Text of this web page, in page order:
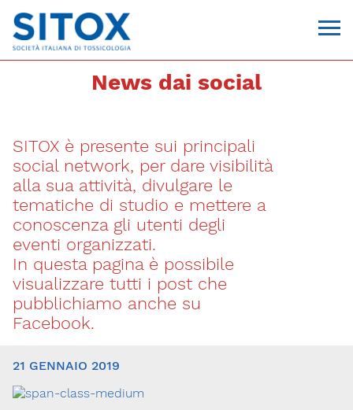
Via Giovanni Pascoli, 3
20129, Milano
C.F. 96330980580
P.I. 06792491000
T. 02-29520311
segreteria@sitox.org
News dai social
SITOX è presente sui principali
social network, per dare visibilità
alla sua attività, divulgare le
tematiche di studio e mettere a
conoscenza gli utenti degli
eventi organizzati.
In questa pagina è possibile
visualizzare tutti i post che
pubblichiamo anche su
Facebook.
21 GENNAIO 2019